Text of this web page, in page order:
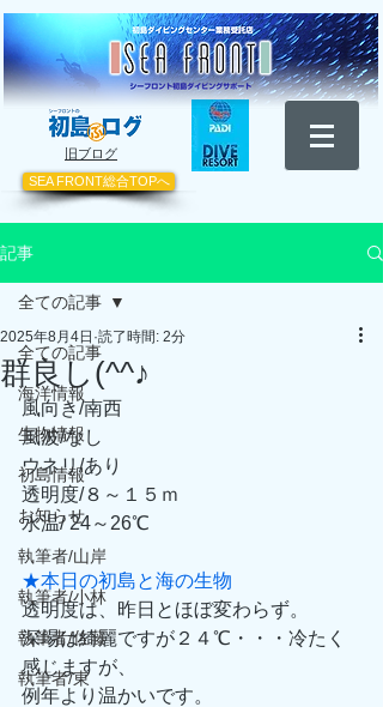
​旧ブログ
SEA FRONT総合TOPへ
記事
全ての記事
海洋情報
生物情報
初島情報
お知らせ
執筆者/山岸
執筆者/小林
執筆者/佐藤
執筆者/東
全ての記事
群良し(^^♪
2025年8月4日 読了時間: 2分
風向き/南西
風波/なし
ウネリ/あり
透明度/８～１５ｍ
水温/ 24～26℃
★本日の初島と海の生物
透明度は、昨日とほぼ変わらず。
深場は綺麗ですが２４℃・・・冷たく
感じますが、
例年より温かいです。